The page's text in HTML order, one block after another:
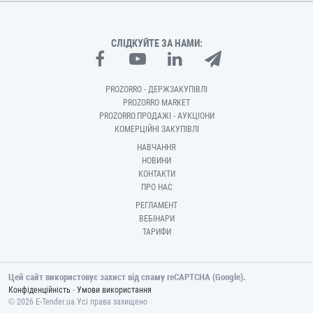
СЛІДКУЙТЕ ЗА НАМИ:
PROZORRO - ДЕРЖЗАКУПІВЛІ
PROZORRO MARKET
PROZORRO.ПРОДАЖІ - АУКЦІОНИ
КОМЕРЦІЙНІ ЗАКУПІВЛІ
НАВЧАННЯ
НОВИНИ
КОНТАКТИ
ПРО НАС
РЕГЛАМЕНТ
ВЕБІНАРИ
ТАРИФИ
Цей сайт використовує захист від спаму reCAPTCHA (Google).
Конфіденційність - Умови використання
© 2026 E-Tender.ua Усі права захищено